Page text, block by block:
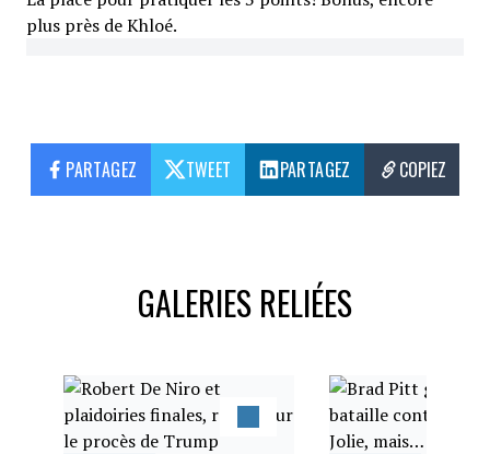
plus près de Khloé.
PARTAGEZ TWEET PARTAGEZ COPIEZ
GALERIES RELIÉES